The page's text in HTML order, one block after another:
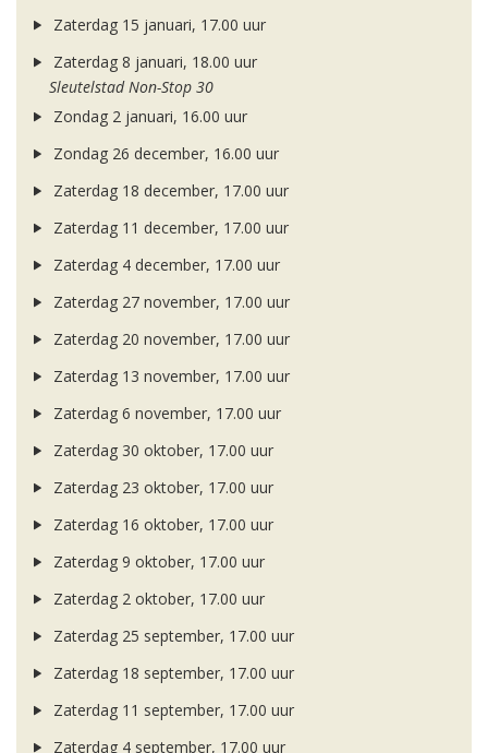
Zaterdag 15 januari, 17.00 uur
Zaterdag 8 januari, 18.00 uur
Sleutelstad Non-Stop 30
Zondag 2 januari, 16.00 uur
Zondag 26 december, 16.00 uur
Zaterdag 18 december, 17.00 uur
Zaterdag 11 december, 17.00 uur
Zaterdag 4 december, 17.00 uur
Zaterdag 27 november, 17.00 uur
Zaterdag 20 november, 17.00 uur
Zaterdag 13 november, 17.00 uur
Zaterdag 6 november, 17.00 uur
Zaterdag 30 oktober, 17.00 uur
Zaterdag 23 oktober, 17.00 uur
Zaterdag 16 oktober, 17.00 uur
Zaterdag 9 oktober, 17.00 uur
Zaterdag 2 oktober, 17.00 uur
Zaterdag 25 september, 17.00 uur
Zaterdag 18 september, 17.00 uur
Zaterdag 11 september, 17.00 uur
Zaterdag 4 september, 17.00 uur